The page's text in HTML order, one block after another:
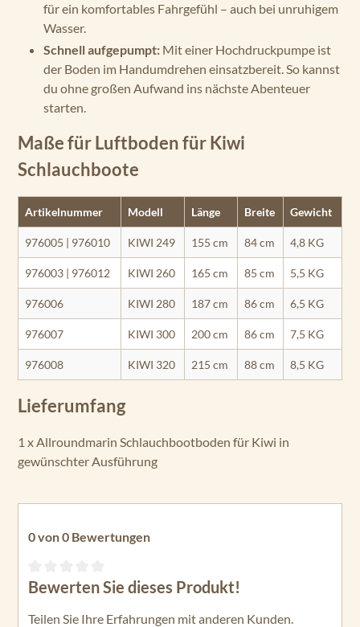
für ein komfortables Fahrgefühl – auch bei unruhigem
Wasser.
Schnell aufgepumpt: Mit einer Hochdruckpumpe ist
der Boden im Handumdrehen einsatzbereit. So kannst
du ohne großen Aufwand ins nächste Abenteuer
starten.
Maße für Luftboden für Kiwi
Schlauchboote
Artikelnummer Modell Länge Breite Gewicht
976005 | 976010 KIWI 249 155 cm 84 cm 4,8 KG
976003 | 976012 KIWI 260 165 cm 85 cm 5,5 KG
976006 KIWI 280 187 cm 86 cm 6,5 KG
976007 KIWI 300 200 cm 86 cm 7,5 KG
976008 KIWI 320 215 cm 88 cm 8,5 KG
Lieferumfang
1 x Allroundmarin Schlauchbootboden für Kiwi in
gewünschter Ausführung
0 von 0 Bewertungen
Durchschnittliche Bewertung von 0 von 5 Sternen
Bewerten Sie dieses Produkt!
Teilen Sie Ihre Erfahrungen mit anderen Kunden.